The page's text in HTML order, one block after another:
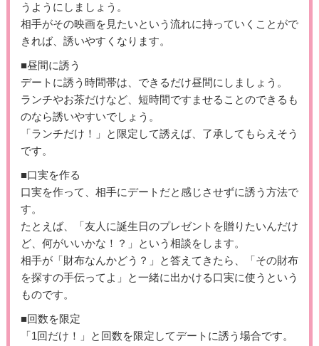
うようにしましょう。
相手がその映画を見たいという流れに持っていくことがで
きれば、誘いやすくなります。
■昼間に誘う
デートに誘う時間帯は、できるだけ昼間にしましょう。
ランチやお茶だけなど、短時間ですませることのできるも
のなら誘いやすいでしょう。
「ランチだけ！」と限定して誘えば、了承してもらえそう
です。
■口実を作る
口実を作って、相手にデートだと感じさせずに誘う方法で
す。
たとえば、「友人に誕生日のプレゼントを贈りたいんだけ
ど、何がいいかな！？」という相談をします。
相手が「財布なんかどう？」と答えてきたら、「その財布
を探すの手伝ってよ」と一緒に出かける口実に使うという
ものです。
■回数を限定
「1回だけ！」と回数を限定してデートに誘う場合です。